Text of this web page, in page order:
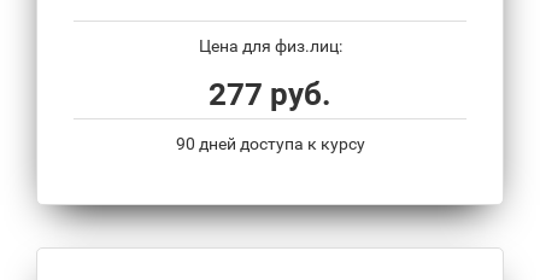
Цена для физ.лиц:
277 руб.
90 дней доступа к курсу